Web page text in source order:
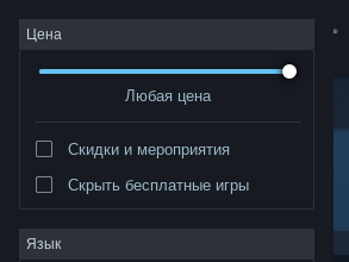
Войти
Сообщество
Информация
Цена
Любая цена
Скидки и мероприятия
Скрыть бесплатные игры
Язык
Издатель: DesktopPaints LLC